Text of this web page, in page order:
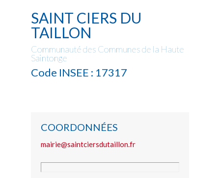
SAINT CIERS DU
TAILLON
Communauté des Communes de la Haute
Saintonge
Code INSEE : 17317
COORDONNÉES
mairie@saintciersdutaillon.fr